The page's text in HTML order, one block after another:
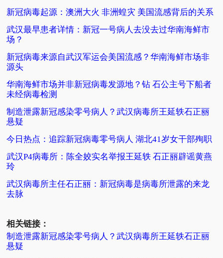
新冠病毒起源：澳洲大火 非洲蝗灾 美国流感背后的关系
武汉最早患者详情：新冠一号病人去没去过华南海鲜市
场？
新冠病毒来源自武汉军运会美国流感？华南海鲜市场非
源头
华南海鲜市场并非新冠病毒发源地？钻 石公主号下船者
未经病毒检测
制造泄露新冠感染零号病人？武汉病毒所王延轶石正丽
悬疑
今日热点：追踪新冠病毒零号病人 湖北41岁女干部殉职
武汉P4病毒所：陈全姣实名举报王延轶 石正丽辟谣黄燕
玲
武汉病毒所主任石正丽：新冠病毒是病毒所泄露的来龙
去脉
相关链接：
制造泄露新冠感染零号病人？武汉病毒所王延轶石正丽
悬疑